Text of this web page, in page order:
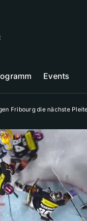
Events
Fribourg die nächste